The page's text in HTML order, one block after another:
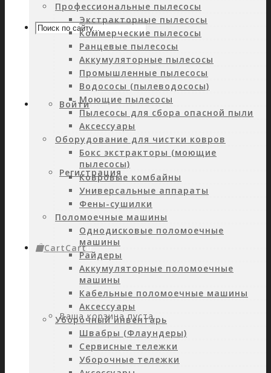
Войти
Регистрация
CartCart0
Ваша корзина пуста.
Профессиональные пылесосы
Экстракторные пылесосы
Коммерческие пылесосы
Ранцевые пылесосы
Аккумуляторные пылесосы
Промышленные пылесосы
Водососы (пылеводососы)
Моющие пылесосы
Пылесосы для сбора опасной пыли
Аксессуары
Оборудование для чистки ковров
Бокс экстракторы (моющие
пылесосы)
Ковровые комбайны
Универсальные аппараты
Фены-сушилки
Поломоечные машины
Однодисковые поломоечные
машины
Райдеры
Аккумуляторные поломоечные
машины
Кабельные поломоечные машины
Аксессуары
Уборочный инвентарь
Швабры (Флаундеры)
Сервисные тележки
Уборочные тележки